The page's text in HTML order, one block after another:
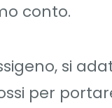
conto.
si
per